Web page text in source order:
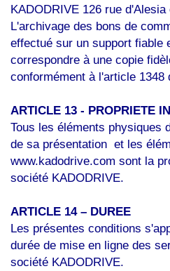
KADODRIVE 126 rue d'Alesia
L'archivage des bons de
effectué sur un support fiable
correspondre à une copie
conformément à l'article 1348
ARTICLE 13 - PROPRIETE
Tous les éléments physiques
de sa présentation et les
www.kadodrive.com sont la
société KADODRIVE.
ARTICLE 14 – DUREE
Les présentes conditions
durée de mise en ligne des
société KADODRIVE.